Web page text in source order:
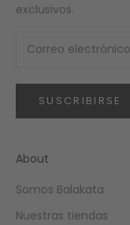
exclusivos.
SUSCRIBIRSE
About
Somos Balakata
Nuestras tiendas